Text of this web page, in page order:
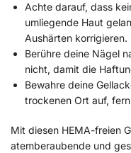
Achte darauf, dass
umliegende Haut
Aushärten korrigieren.
Berühre deine Nägel
nicht, damit die
Bewahre deine
trockenen Ort auf,
Mit diesen HEMA-freien
atemberaubende und